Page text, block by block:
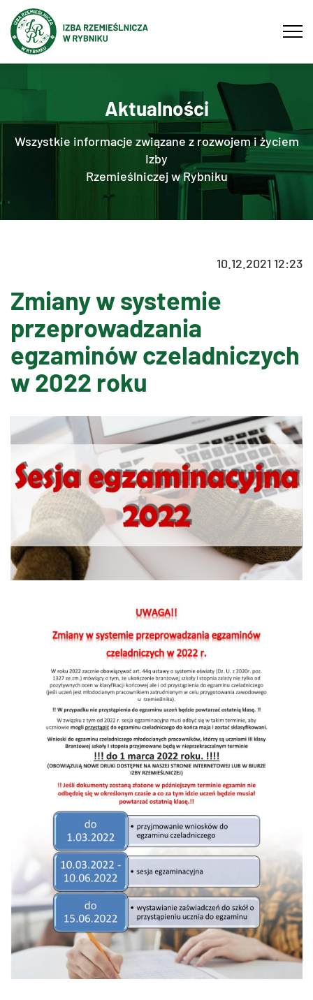
Aktualności
Wszystkie informacje związane z rozwojem i życiem
Izby
Rzemieślniczej w Rybniku
10.12.2021 12:23
Zmiany w systemie
przeprowadzania
egzaminów czeladniczych
w 2022 roku